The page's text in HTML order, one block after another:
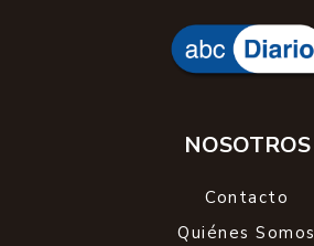
NOSOTROS
Contacto
Quiénes Somos